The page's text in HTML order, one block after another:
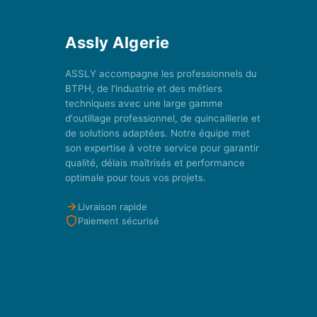
Assly Algerie
ASSLY accompagne les professionnels du
BTPH, de l'industrie et des métiers
techniques avec une large gamme
d'outillage professionnel, de quincaillerie et
de solutions adaptées. Notre équipe met
son expertise à votre service pour garantir
qualité, délais maîtrisés et performance
optimale pour tous vos projets.
Livraison rapide
Paiement sécurisé